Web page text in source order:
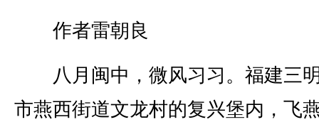
作者雷朝良
八月闽中，微风习习。福建三
市燕西街道文龙村的复兴堡内，飞